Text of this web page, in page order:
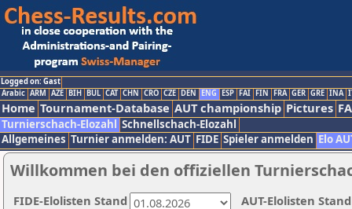
Logged on: Gast
Arabic ARM AZE BIH BUL CAT CHN CRO CZE DEN ENG ESP FAI FIN FRA GER GRE INA
Home Tournament-Database AUT championship Pictures
Turnierschach-Elozahl Schnellschach-Elozahl
Allgemeines Turnier anmelden: AUT FIDE Spieler anmelden Elo
Willkommen bei den offiziellen
AUT-Elolisten
FIDE-Elolisten Stand